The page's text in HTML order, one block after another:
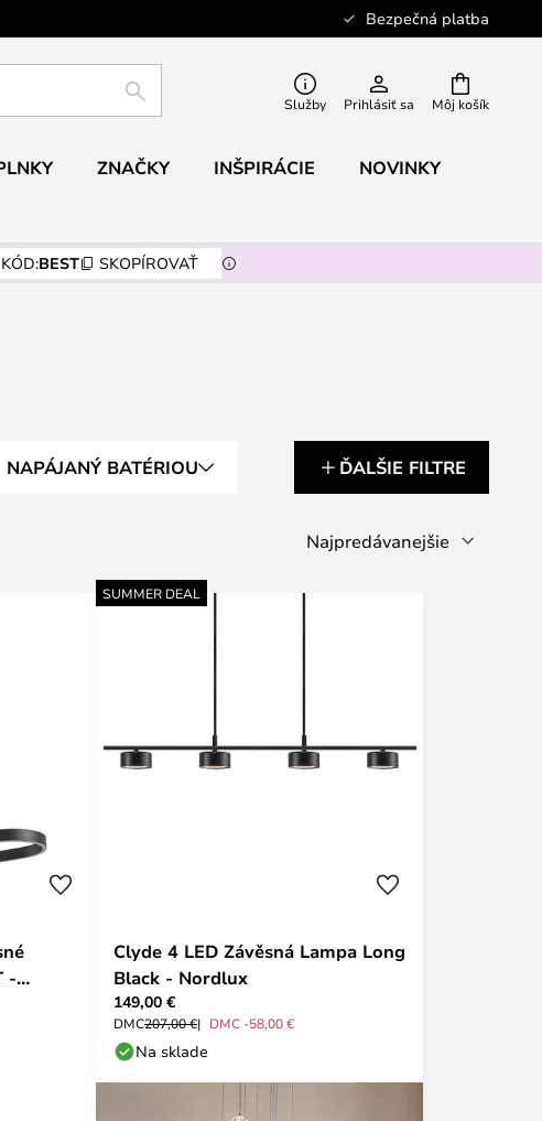
Bezpečná platba
Môj košík
HĽADAŤ Služby Prihlásiť sa
ZNAČKY INŠPIRÁCIE NOVINKY
KÓD:BEST SKOPÍROVAŤ
NAPÁJANÝ BATÉRIOU ĎALŠIE FILTRE
-
SUMMER DEAL
Clyde 4 LED Závěsná Lampa Long
Black - Nordlux
149,00 €
DMC207,00 € DMC -58,00 €
Na sklade